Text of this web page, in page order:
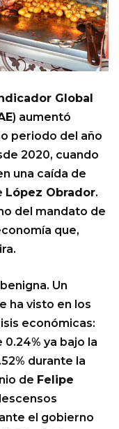
Global
) aumentó
periodo del año
2020, cuando
una caída de
López Obrador.
del mandato de
que,
Un
ha visto en los
económicas:
ya bajo la
durante la
de Felipe
el gobierno